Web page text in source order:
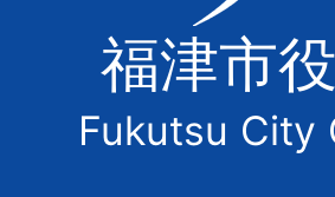
津
市
の
福津市
Fukutsu City